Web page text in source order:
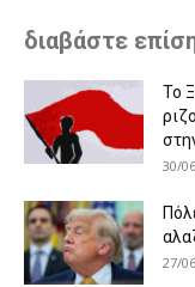
διαβάστε
Το
30/
27/